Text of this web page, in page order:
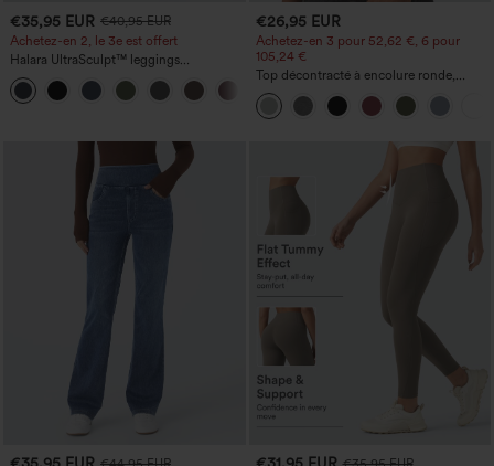
€35,95 EUR €40,95 EUR
Achetez-en 2, le 3e est offert
Halara UltraSculpt™ leggings
d'entraînement taille haute — fronces
liftantes pour le fessier, maintien gainant
du ventre et poche
€26,95 EUR
Achetez-en 3 pour 52,62 €, 6 pour
105,24 €
Top décontracté à encolure ronde,
manches chauve-souris et coupe ample